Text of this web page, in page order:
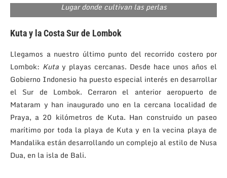
Lugar donde cultivan las perlas
Kuta y la Costa Sur de Lombok
Llegamos a nuestro último punto del recorrido costero por
Lombok: Kuta y playas cercanas. Desde hace unos años el
Gobierno Indonesio ha puesto especial interés en desarrollar
el Sur de Lombok. Cerraron el anterior aeropuerto de
Mataram y han inaugurado uno en la cercana localidad de
Praya, a 20 kilómetros de Kuta. Han construido un paseo
marítimo por toda la playa de Kuta y en la vecina playa de
Mandalika están desarrollando un complejo al estilo de Nusa
Dua, en la isla de Bali.